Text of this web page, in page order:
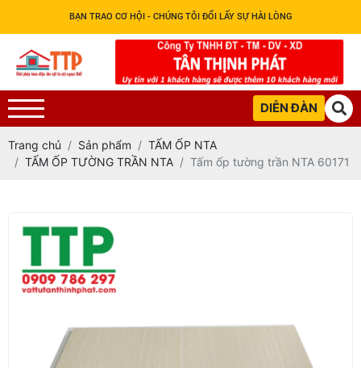
BẠN TRAO CƠ HỘI - CHÚNG TÔI ĐỔI LẤY SỰ HÀI LÒNG
DIỄN ĐÀN
Trang chủ Sản phẩm
TẤM ỐP NTA
TẤM ỐP TƯỜNG TRẦN NTA
Tấm ốp tường trần NTA 60171